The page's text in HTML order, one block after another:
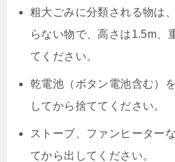
粗大ごみに分類される物は
らない物で、高さは1.5m、
てください。
乾電池（ボタン電池含む）
してから捨ててください。
ストーブ、ファンヒーター
てから出してください。